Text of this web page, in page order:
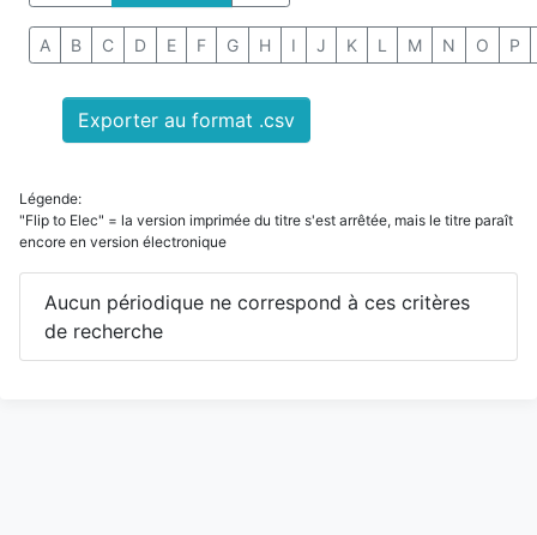
A B C D E F G H I J K L M N O P
Exporter au format .csv
Légende:
"Flip to Elec" = la version imprimée du titre s'est arrêtée, mais le titre paraît
encore en version électronique
Aucun périodique ne correspond à ces critères
de recherche